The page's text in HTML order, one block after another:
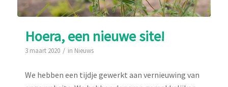
Hoera, een nieuwe site!
3 maart 2020 / in Nieuws
We hebben een tijdje gewerkt aan vernieuwing van